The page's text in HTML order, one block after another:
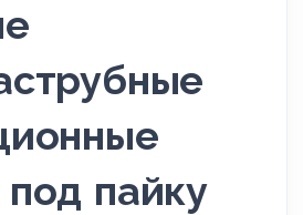
пайку